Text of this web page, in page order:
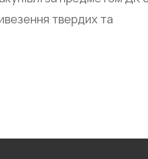
твердих та